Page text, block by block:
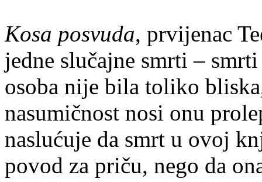
Kosa posvuda, prvijenac
jedne slučajne smrti –
osoba nije bila toliko
nasumičnost nosi onu
naslućuje da smrt u ovoj
povod za priču, nego da